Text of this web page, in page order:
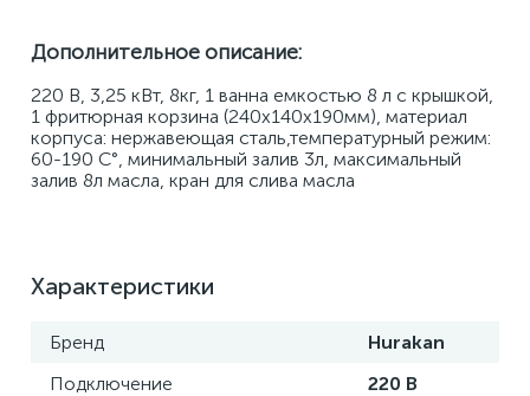
Дополнительное описание:
220 В, 3,25 кВт, 8кг, 1 ванна емкостью 8 л с крышкой,
1 фритюрная корзина (240х140х190мм), материал
корпуса: нержавеющая сталь,температурный режим:
60-190 С°, минимальный залив 3л, максимальный
залив 8л масла, кран для слива масла
Характеристики
Бренд
Hurakan
Подключение
220 В